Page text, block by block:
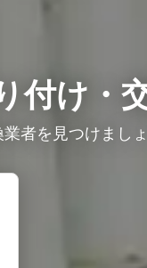
付け・
者を見つけましょ